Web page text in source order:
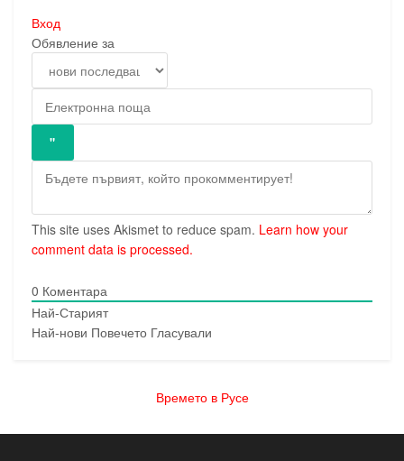
Вход
Обявление за
This site uses Akismet to reduce spam. Learn how your
comment data is processed.
0 Коментара
Най-Старият
Най-нови Повечето Гласували
Времето в Русе